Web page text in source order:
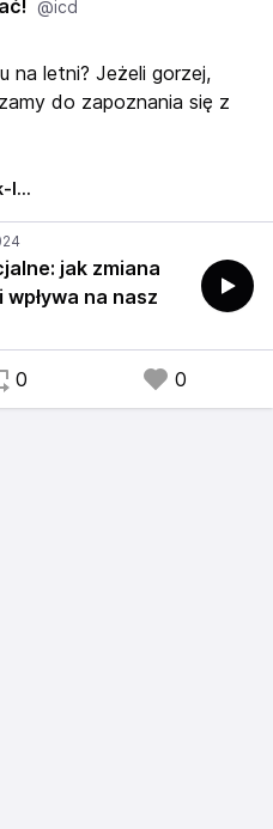
@icd
na letni? Jeżeli gorzej,
do zapoznania się z
l…
jak zmiana
na nasz
0 0